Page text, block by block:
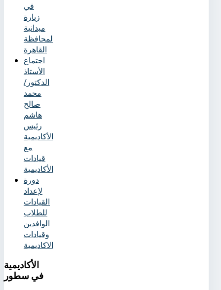
في
زيارة
ميدانية
لمحافظة
القاهرة
اجتماع
الأستاذ
الدكتور/
محمد
صالح
هاشم
رئيس
الأكاديمية
مع
قيادات
الأكاديمية
دورة
لإعداد
القيادات
للطلاب
الوافدين
وقيادات
الاكاديمية
الأكاديمية
في سطور